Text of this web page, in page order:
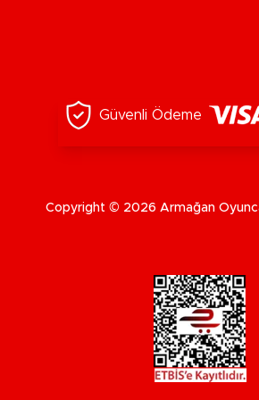
Güvenli Ödeme
Copyright © 2026 Armağan